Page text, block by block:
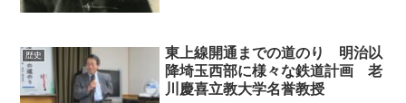
玉で開催される（5月2...
歴史
東上線開通までの道のり 明治以
降埼玉西部に様々な鉄道計画 老
川慶喜立教大学名誉教授